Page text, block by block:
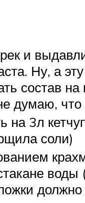
и
Ну, а
состав на
думаю,
3л
соли)
воды